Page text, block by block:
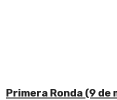
Primera Ronda (9 de